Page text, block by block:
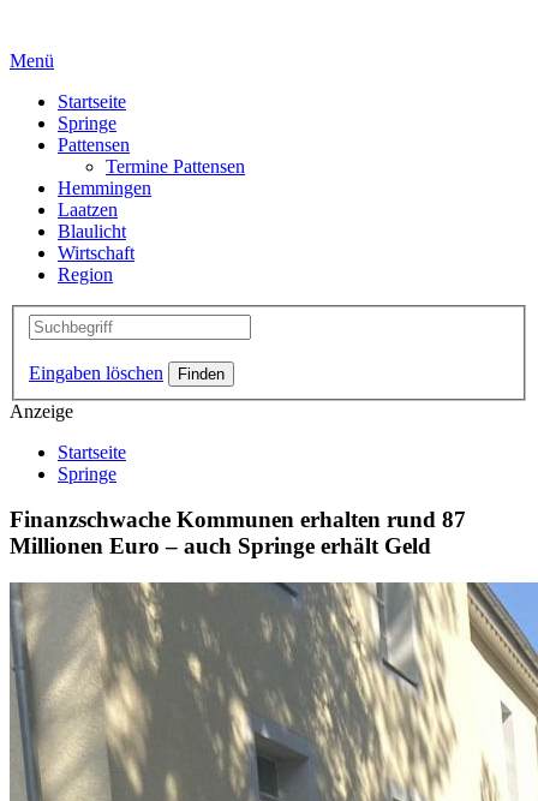
Menü
Startseite
Springe
Pattensen
Termine Pattensen
Hemmingen
Laatzen
Blaulicht
Wirtschaft
Region
Eingaben löschen
Anzeige
Startseite
Springe
Finanzschwache Kommunen erhalten rund 87
Millionen Euro – auch Springe erhält Geld